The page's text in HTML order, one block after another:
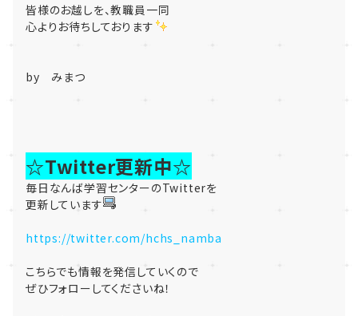
皆様のお越しを、教職員一同
心よりお待ちしております
by みまつ
☆Twitter更新中☆
毎日なんば学習センターのTwitterを
更新しています
https://twitter.com/hchs_namba
こちらでも情報を発信していくので
ぜひフォローしてくださいね！